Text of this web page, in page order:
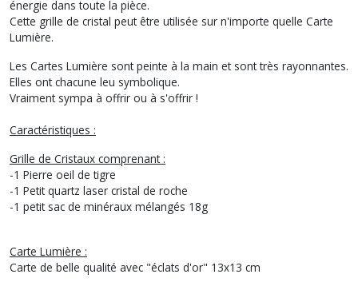
énergie dans toute la pièce.
Cette grille de cristal peut être utilisée sur n'importe quelle Carte
Lumière.
Les Cartes Lumière sont peinte à la main et sont très rayonnantes.
Elles ont chacune leu symbolique.
Vraiment sympa à offrir ou à s'offrir !
Caractéristiques :
Grille de Cristaux comprenant :
-1 Pierre oeil de tigre
-1 Petit quartz laser cristal de roche
-1 petit sac de minéraux mélangés 18g
Carte Lumière :
Carte de belle qualité avec "éclats d'or" 13x13 cm